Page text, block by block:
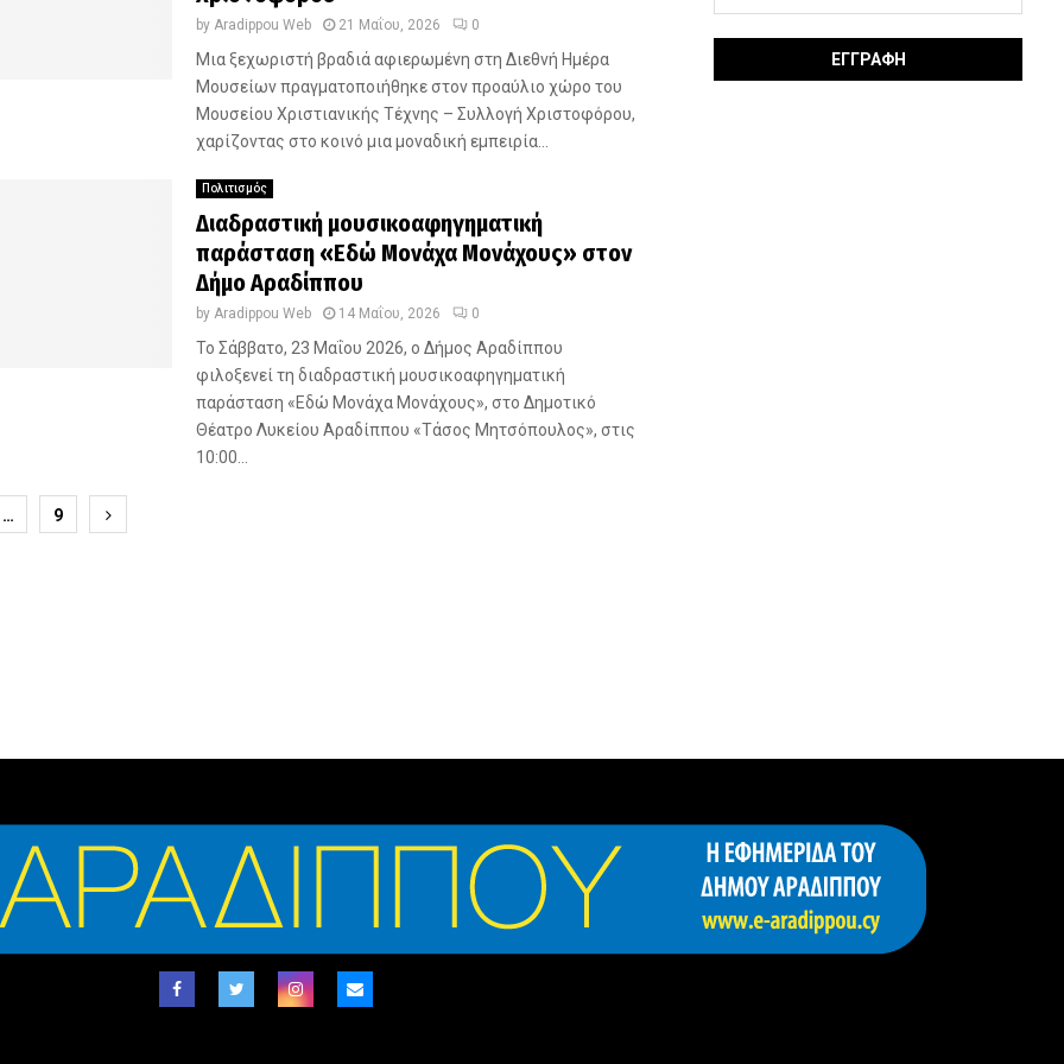
by Aradippou Web 21 Μαΐου, 2026 0
Μια ξεχωριστή βραδιά αφιερωμένη στη Διεθνή Ημέρα
Μουσείων πραγματοποιήθηκε στον προαύλιο χώρο του
Μουσείου Χριστιανικής Τέχνης – Συλλογή Χριστοφόρου,
χαρίζοντας στο κοινό μια μοναδική εμπειρία...
Πολιτισμός
Διαδραστική μουσικοαφηγηματική
παράσταση «Εδώ Μονάχα Μονάχους» στον
Δήμο Αραδίππου
by Aradippou Web 14 Μαΐου, 2026 0
Το Σάββατο, 23 Μαΐου 2026, ο Δήμος Αραδίππου
φιλοξενεί τη διαδραστική μουσικοαφηγηματική
παράσταση «Εδώ Μονάχα Μονάχους», στο Δημοτικό
Θέατρο Λυκείου Αραδίππου «Τάσος Μητσόπουλος», στις
10:00...
… 9